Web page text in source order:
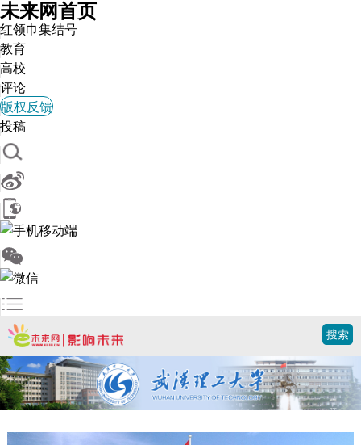
未来网首页
红领巾集结号
教育
高校
评论
版权反馈
投稿
搜索